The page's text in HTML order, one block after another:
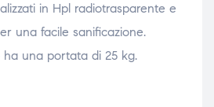
in Hpl radiotrasparente e
una facile sanificazione.
ha una portata di 25 kg.